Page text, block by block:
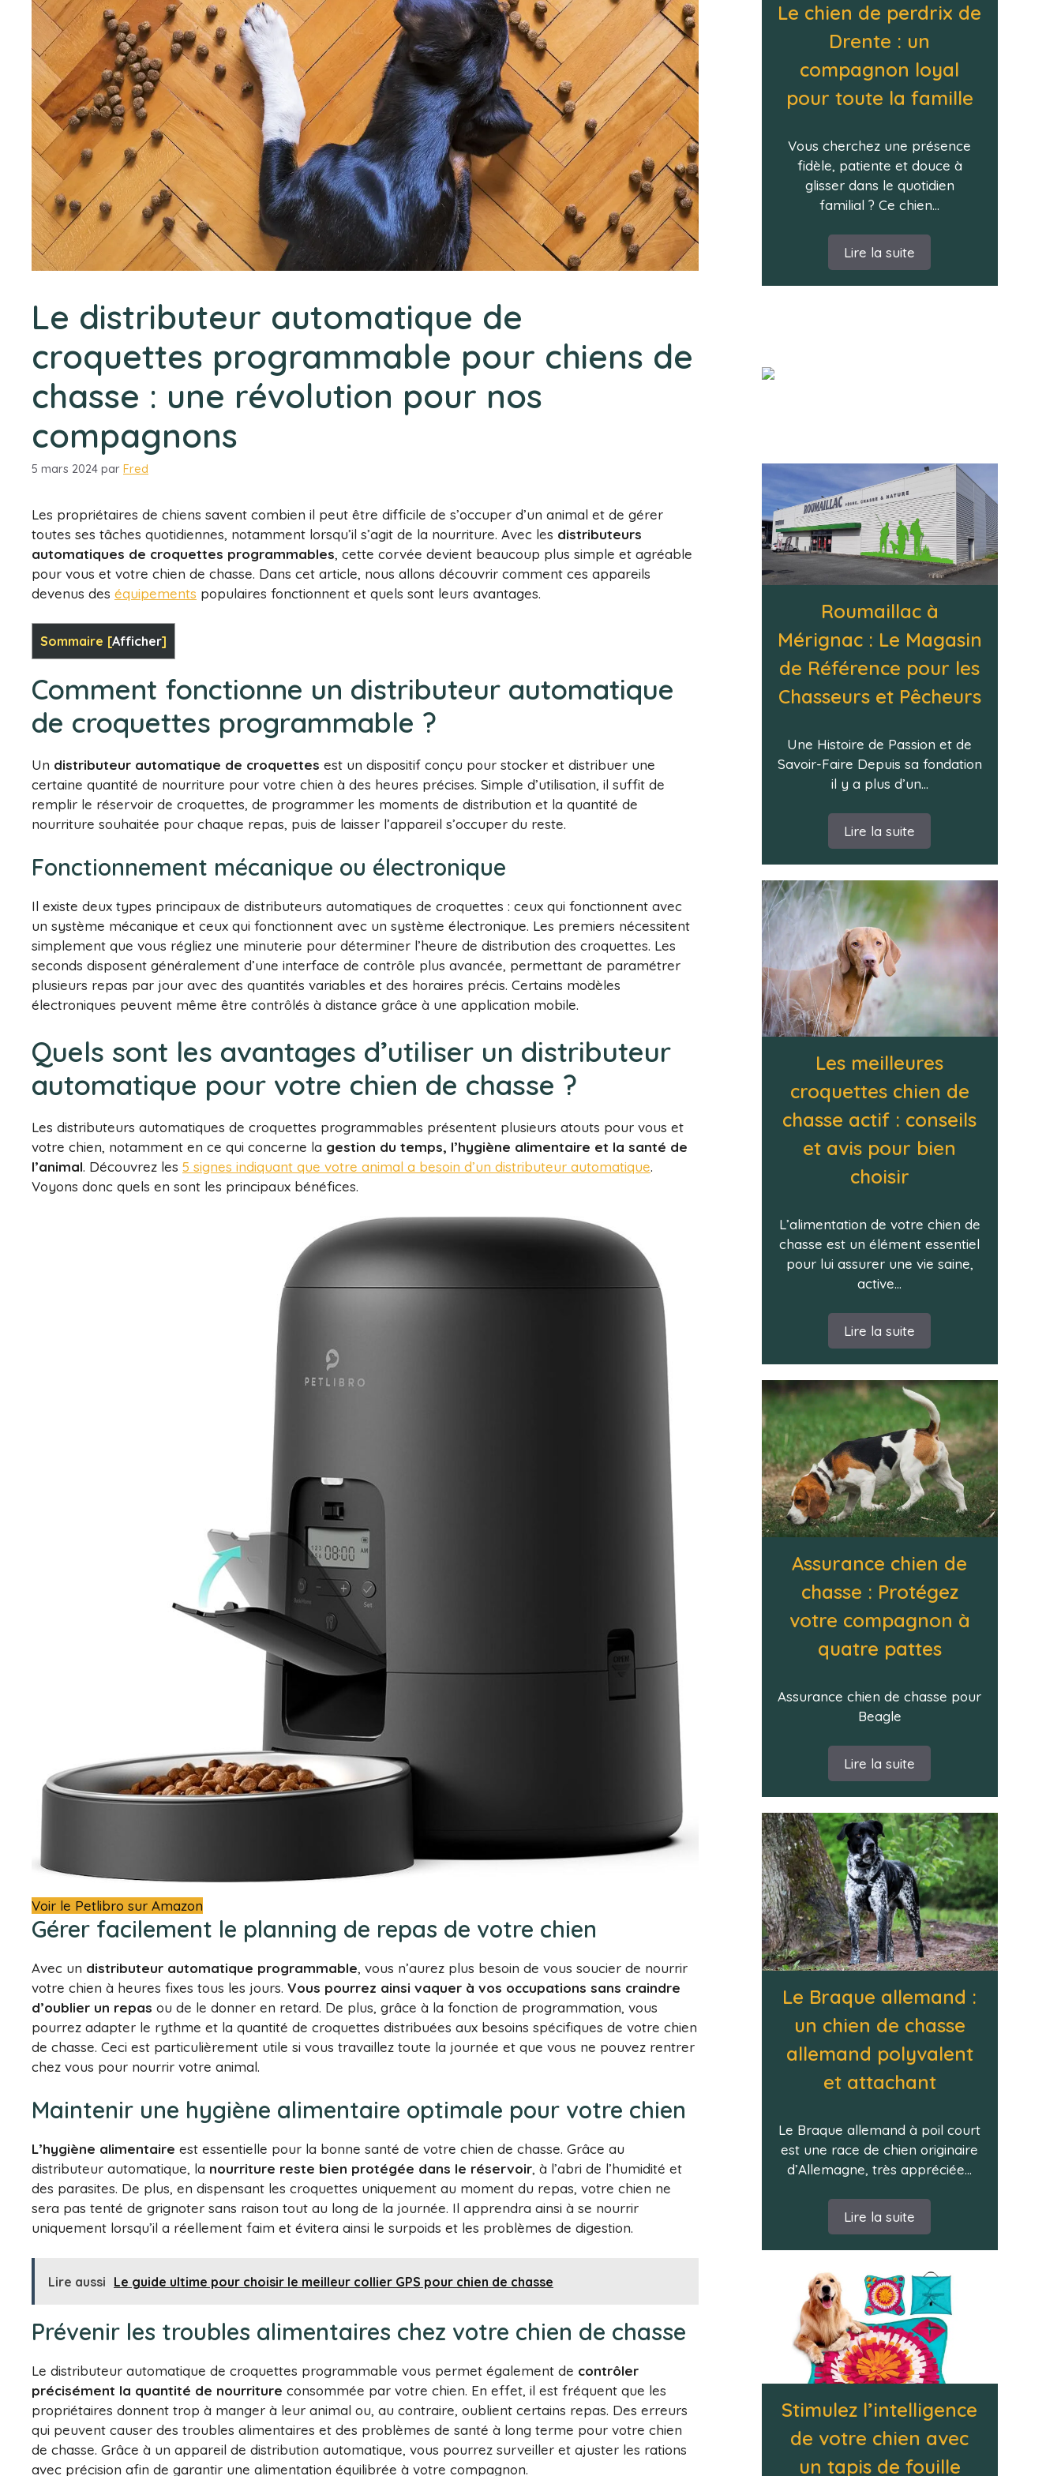
Le distributeur automatique de
croquettes programmable pour chiens de
chasse : une révolution pour nos
compagnons
5 mars 2024 par Fred
Les propriétaires de chiens savent combien il peut être difficile de s’occuper d’un animal et de gérer
toutes ses tâches quotidiennes, notamment lorsqu’il s’agit de la nourriture. Avec les distributeurs
automatiques de croquettes programmables, cette corvée devient beaucoup plus simple et agréable
pour vous et votre chien de chasse. Dans cet article, nous allons découvrir comment ces appareils
devenus des équipements populaires fonctionnent et quels sont leurs avantages.
Sommaire [Afficher]
Comment fonctionne un distributeur automatique
de croquettes programmable ?
Un distributeur automatique de croquettes est un dispositif conçu pour stocker et distribuer une
certaine quantité de nourriture pour votre chien à des heures précises. Simple d’utilisation, il suffit de
remplir le réservoir de croquettes, de programmer les moments de distribution et la quantité de
nourriture souhaitée pour chaque repas, puis de laisser l’appareil s’occuper du reste.
Fonctionnement mécanique ou électronique
Il existe deux types principaux de distributeurs automatiques de croquettes : ceux qui fonctionnent avec
un système mécanique et ceux qui fonctionnent avec un système électronique. Les premiers nécessitent
simplement que vous régliez une minuterie pour déterminer l’heure de distribution des croquettes. Les
seconds disposent généralement d’une interface de contrôle plus avancée, permettant de paramétrer
plusieurs repas par jour avec des quantités variables et des horaires précis. Certains modèles
électroniques peuvent même être contrôlés à distance grâce à une application mobile.
Quels sont les avantages d’utiliser un distributeur
automatique pour votre chien de chasse ?
Les distributeurs automatiques de croquettes programmables présentent plusieurs atouts pour vous et
votre chien, notamment en ce qui concerne la gestion du temps, l’hygiène alimentaire et la santé de
l’animal. Découvrez les 5 signes indiquant que votre animal a besoin d’un distributeur automatique.
Voyons donc quels en sont les principaux bénéfices.
Voir le Petlibro sur Amazon
Gérer facilement le planning de repas de votre chien
Avec un distributeur automatique programmable, vous n’aurez plus besoin de vous soucier de nourrir
votre chien à heures fixes tous les jours. Vous pourrez ainsi vaquer à vos occupations sans craindre
d’oublier un repas ou de le donner en retard. De plus, grâce à la fonction de programmation, vous
pourrez adapter le rythme et la quantité de croquettes distribuées aux besoins spécifiques de votre chien
de chasse. Ceci est particulièrement utile si vous travaillez toute la journée et que vous ne pouvez rentrer
chez vous pour nourrir votre animal.
Maintenir une hygiène alimentaire optimale pour votre chien
L’hygiène alimentaire est essentielle pour la bonne santé de votre chien de chasse. Grâce au
distributeur automatique, la nourriture reste bien protégée dans le réservoir, à l’abri de l’humidité et
des parasites. De plus, en dispensant les croquettes uniquement au moment du repas, votre chien ne
sera pas tenté de grignoter sans raison tout au long de la journée. Il apprendra ainsi à se nourrir
uniquement lorsqu’il a réellement faim et évitera ainsi le surpoids et les problèmes de digestion.
Lire aussi Le guide ultime pour choisir le meilleur collier GPS pour chien de chasse
Prévenir les troubles alimentaires chez votre chien de chasse
Le distributeur automatique de croquettes programmable vous permet également de contrôler
précisément la quantité de nourriture consommée par votre chien. En effet, il est fréquent que les
propriétaires donnent trop à manger à leur animal ou, au contraire, oublient certains repas. Des erreurs
qui peuvent causer des troubles alimentaires et des problèmes de santé à long terme pour votre chien
de chasse. Grâce à un appareil de distribution automatique, vous pourrez surveiller et ajuster les rations
avec précision afin de garantir une alimentation équilibrée à votre compagnon.
Le chien de perdrix de
Drente : un
compagnon loyal
pour toute la famille
Vous cherchez une présence
fidèle, patiente et douce à
glisser dans le quotidien
familial ? Ce chien...
Lire la suite
Roumaillac à
Mérignac : Le Magasin
de Référence pour les
Chasseurs et Pêcheurs
Une Histoire de Passion et de
Savoir-Faire Depuis sa fondation
il y a plus d’un...
Lire la suite
Les meilleures
croquettes chien de
chasse actif : conseils
et avis pour bien
choisir
L’alimentation de votre chien de
chasse est un élément essentiel
pour lui assurer une vie saine,
active...
Lire la suite
Assurance chien de
chasse : Protégez
votre compagnon à
quatre pattes
Assurance chien de chasse pour
Beagle
Lire la suite
Le Braque allemand :
un chien de chasse
allemand polyvalent
et attachant
Le Braque allemand à poil court
est une race de chien originaire
d’Allemagne, très appréciée...
Lire la suite
Stimulez l’intelligence
de votre chien avec
un tapis de fouille